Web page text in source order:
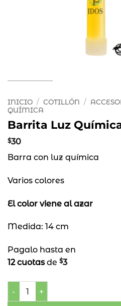
INICIO / COTILLÓN /
QUÍMICA
Barrita Luz
$30
Barra con luz química
Varios colores
El color viene al azar
Medida: 14 cm
Pagalo hasta en
12 cuotasde $3
Barrita Luz Química Colgable